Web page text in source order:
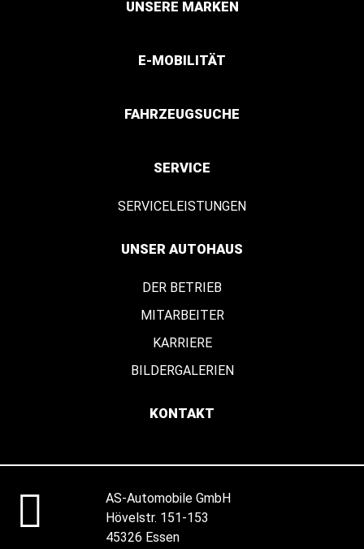
UNSERE MARKEN
E-MOBILITÄT
FAHRZEUGSUCHE
SERVICE
SERVICELEISTUNGEN
UNSER AUTOHAUS
DER BETRIEB
MITARBEITER
KARRIERE
BILDERGALERIEN
KONTAKT
AS-Automobile GmbH
Hövelstr. 151-153
45326 Essen